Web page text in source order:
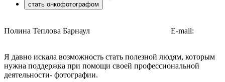
стать онкофотографом
Полина Теплова Барнаул
E-mail:
Я давно искала возможность стать полезной людям, которым
нужна поддержка при помощи своей профессиональной
деятельности- фотографии.